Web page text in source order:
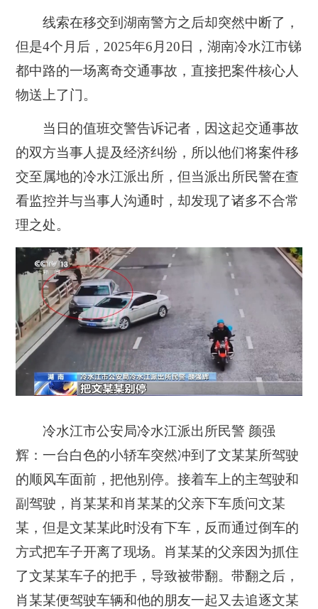
线索在移交到湖南警方之后却突然中断了，
但是4个月后，2025年6月20日，湖南冷水江市锑
都中路的一场离奇交通事故，直接把案件核心人
物送上了门。
当日的值班交警告诉记者，因这起交通事故
的双方当事人提及经济纠纷，所以他们将案件移
交至属地的冷水江派出所，但当派出所民警在查
看监控并与当事人沟通时，却发现了诸多不合常
理之处。
冷水江市公安局冷水江派出所民警 颜强
辉：一台白色的小轿车突然冲到了文某某所驾驶
的顺风车面前，把他别停。接着车上的主驾驶和
副驾驶，肖某某和肖某某的父亲下车质问文某
某，但是文某某此时没有下车，反而通过倒车的
方式把车子开离了现场。肖某某的父亲因为抓住
了文某某车子的把手，导致被带翻。带翻之后，
肖某某便驾驶车辆和他的朋友一起又去追逐文某